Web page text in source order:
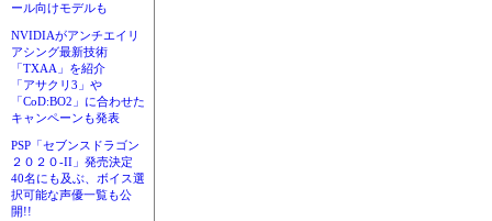
ール向けモデルも
NVIDIAがアンチエイリ
アシング最新技術
「TXAA」を紹介
「アサクリ3」や
「CoD:BO2」に合わせた
キャンペーンも発表
PSP「セブンスドラゴン
２０２０-II」発売決定
40名にも及ぶ、ボイス選
択可能な声優一覧も公
開!!